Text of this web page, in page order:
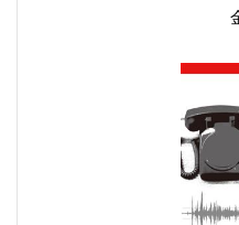
第五章 中共第二期生的
第二節 第二期生在黃埔
第三節 第二期生參加中
第四節 第二期生參加南